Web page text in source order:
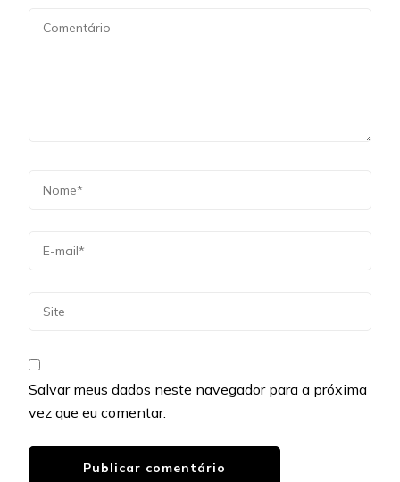
Salvar meus dados neste navegador para a próxima
vez que eu comentar.